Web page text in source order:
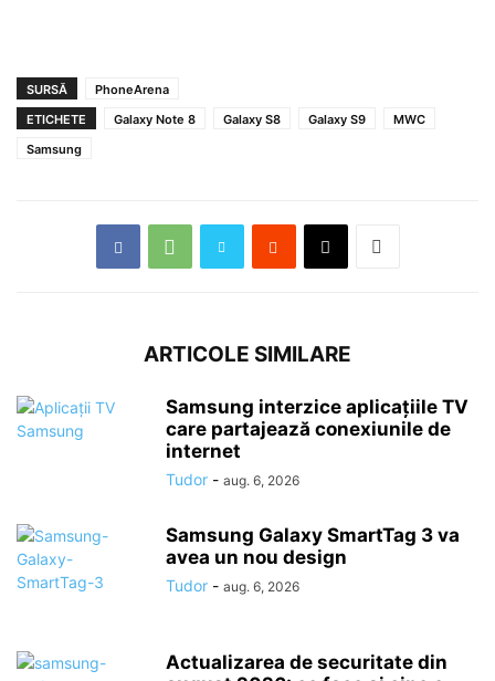
SURSĂ
PhoneArena
ETICHETE
Galaxy Note 8 Galaxy S8 Galaxy S9
MWC
Samsung
ARTICOLE SIMILARE
Samsung interzice aplicațiile TV
care partajează conexiunile de
internet
Tudor - aug. 6, 2026
Samsung Galaxy SmartTag 3 va
avea un nou design
Tudor - aug. 6, 2026
Actualizarea de securitate din